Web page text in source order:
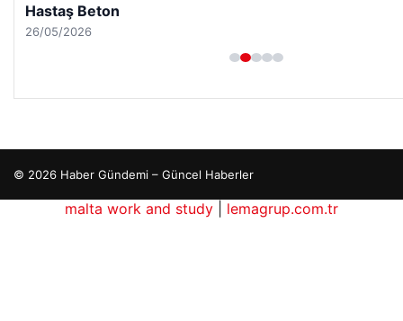
Hastaş Beton
26/05/2026
© 2026 Haber Gündemi – Güncel Haberler
malta work and study
lemagrup.com.tr